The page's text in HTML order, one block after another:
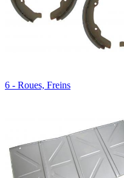
6 - Roues, Freins